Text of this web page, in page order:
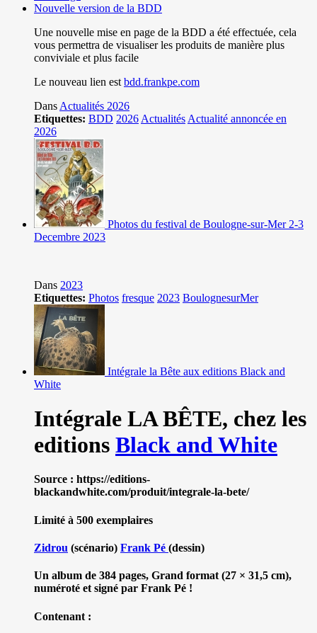
Nouvelle version de la BDD
Une nouvelle mise en page de la BDD a été effectuée, cela
vous permettra de visualiser les produits de manière plus
conviviale et plus facile
Le nouveau lien est bdd.frankpe.com
Dans Actualités 2026
Etiquettes: BDD 2026 Actualités Actualité annoncée en
2026
Photos du festival de Boulogne-sur-Mer 2-3
Decembre 2023
Dans 2023
Etiquettes: Photos fresque 2023 BoulognesurMer
Intégrale la Bête aux editions Black and
White
Intégrale LA BÊTE, chez les
editions Black and White
Source : https://editions-
blackandwhite.com/produit/integrale-la-bete/
Limité à 500 exemplaires
Zidrou (scénario) Frank Pé (dessin)
Un album de 384 pages, Grand format (27 × 31,5 cm),
numéroté et signé par Frank Pé !
Contenant :